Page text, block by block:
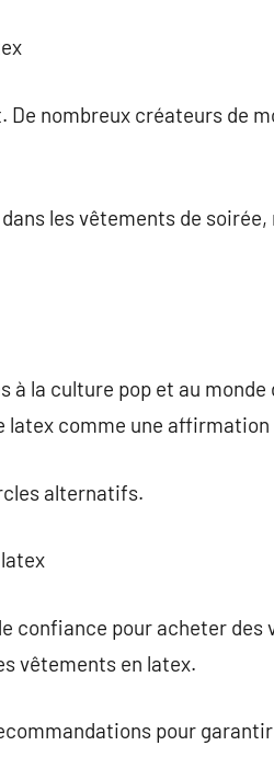
nombreux créateurs de
les vêtements de
la culture pop et au
latex comme une
alternatifs.
confiance pour acheter
vêtements en latex.
pour